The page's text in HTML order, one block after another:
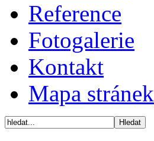
Reference
Fotogalerie
Kontakt
Mapa stránek